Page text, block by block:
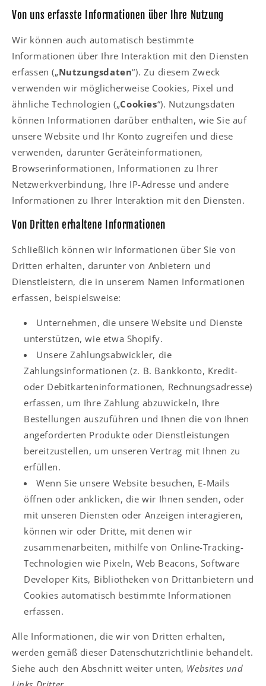
Von uns erfasste Informationen über Ihre Nutzung
Wir können auch automatisch bestimmte
Informationen über Ihre Interaktion mit den Diensten
erfassen („Nutzungsdaten“). Zu diesem Zweck
verwenden wir möglicherweise Cookies, Pixel und
ähnliche Technologien („Cookies“). Nutzungsdaten
können Informationen darüber enthalten, wie Sie auf
unsere Website und Ihr Konto zugreifen und diese
verwenden, darunter Geräteinformationen,
Browserinformationen, Informationen zu Ihrer
Netzwerkverbindung, Ihre IP-Adresse und andere
Informationen zu Ihrer Interaktion mit den Diensten.
Von Dritten erhaltene Informationen
Schließlich können wir Informationen über Sie von
Dritten erhalten, darunter von Anbietern und
Dienstleistern, die in unserem Namen Informationen
erfassen, beispielsweise:
Unternehmen, die unsere Website und Dienste
unterstützen, wie etwa Shopify.
Unsere Zahlungsabwickler, die
Zahlungsinformationen (z. B. Bankkonto, Kredit-
oder Debitkarteninformationen, Rechnungsadresse)
erfassen, um Ihre Zahlung abzuwickeln, Ihre
Bestellungen auszuführen und Ihnen die von Ihnen
angeforderten Produkte oder Dienstleistungen
bereitzustellen, um unseren Vertrag mit Ihnen zu
erfüllen.
Wenn Sie unsere Website besuchen, E-Mails
öffnen oder anklicken, die wir Ihnen senden, oder
mit unseren Diensten oder Anzeigen interagieren,
können wir oder Dritte, mit denen wir
zusammenarbeiten, mithilfe von Online-Tracking-
Technologien wie Pixeln, Web Beacons, Software
Developer Kits, Bibliotheken von Drittanbietern und
Cookies automatisch bestimmte Informationen
erfassen.
Alle Informationen, die wir von Dritten erhalten,
werden gemäß dieser Datenschutzrichtlinie behandelt.
Siehe auch den Abschnitt weiter unten, Websites und